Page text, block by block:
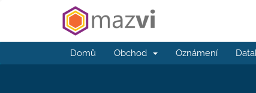
Domů Obchod Oznámení